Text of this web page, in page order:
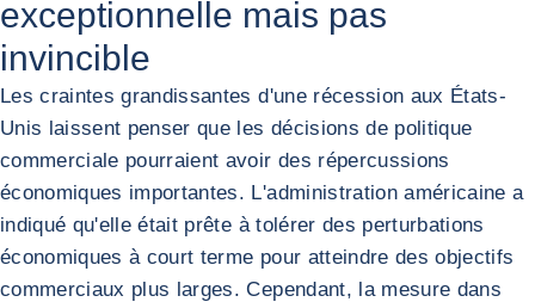
exceptionnelle mais pas
invincible
Les craintes grandissantes d'une récession aux États-
Unis laissent penser que les décisions de politique
commerciale pourraient avoir des répercussions
économiques importantes. L'administration américaine a
indiqué qu'elle était prête à tolérer des perturbations
économiques à court terme pour atteindre des objectifs
commerciaux plus larges. Cependant, la mesure dans